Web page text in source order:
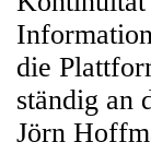
die
ständig an
Jörn